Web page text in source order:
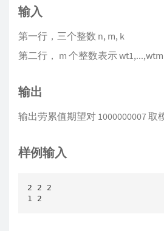
输入
第一行，三个整数 n, m, k
第二行， m 个整数表示
输出
输出劳累值期望对 1000000007 取
样例输入
2 2 2
1 2